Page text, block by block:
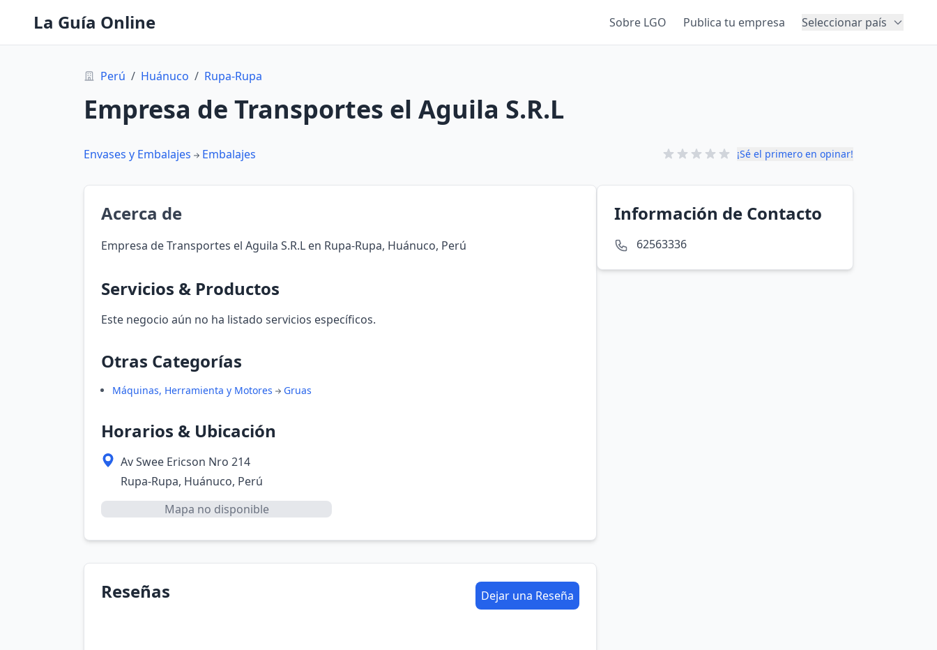
La Guía Online Sobre LGO Publica tu empresa Seleccionar país
Perú / Huánuco / Rupa-Rupa
Empresa de Transportes el Aguila S.R.L
Envases y Embalajes Embalajes ¡Sé el primero en opinar!
Acerca de
Empresa de Transportes el Aguila S.R.L en Rupa-Rupa, Huánuco, Perú
Servicios & Productos
Este negocio aún no ha listado servicios específicos.
Otras Categorías
Máquinas, Herramienta y Motores Gruas
Horarios & Ubicación
Av Swee Ericson Nro 214
Rupa-Rupa, Huánuco, Perú
Mapa no disponible
Reseñas Dejar una Reseña
Información de Contacto
62563336